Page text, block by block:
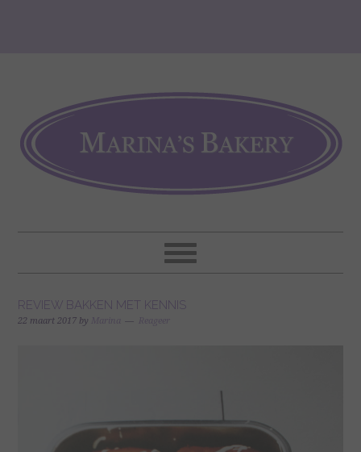
REVIEW BAKKEN MET KENNIS
22 maart 2017 by Marina Reageer